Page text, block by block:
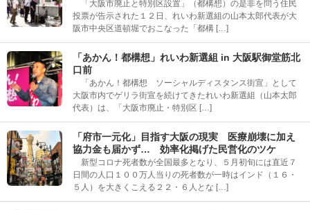
「大阪市廃止と特別区設置」（都構想）の是非を問う住民
投票が告示された１２日、れいわ新選組の山本太郎代表が大
阪市中央区道頓堀でおこなった「都構 […]
「あかん！都構想」れいわ新選組 in 大阪駅御堂筋北
口前
「あかん！都構想 ソーシャルディスタンス街宣」として
大阪市内でゲリラ街宣を続けてきたれいわ新選組（山本太郎
代表）は、「大阪市廃止・特別区 […]
「府市一元化」目指す大阪の現実 医療崩壊に加え
協力金も届かず… 効率化掲げた民営化のツケ
新型コロナ死者数が全国最多となり、５月初旬には直近７
日間の人口１００万人当りの死者数が一時はインド（１６・
５人）を大きくこえる２２・６人とな […]